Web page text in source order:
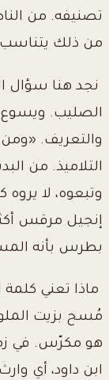
تصنيفه. من
من ذلك يتناسب
نجد هنا سؤال
الصليب. ويسوع
والتعريف.
التلاميذ. من
وتبعوه، لا
إنجيل مرقس
بطرس بأنه المسيح
ماذا تعني
مُسح بزيت
هو مكرّس. في
ابن داود، أي